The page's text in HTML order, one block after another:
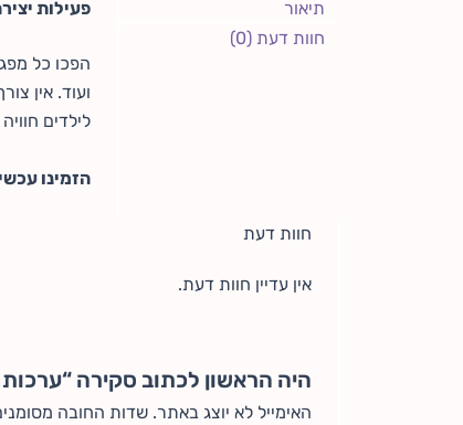
תיאור
חוות דעת (0)
פעילות
הפכו כל
ועוד. אין
לילדים
הזמינו
חוות דעת
אין עדיין חוות דעת.
היה הראשון לכתוב סקירה “ערכות
האימייל לא יוצג באתר. שדות החובה